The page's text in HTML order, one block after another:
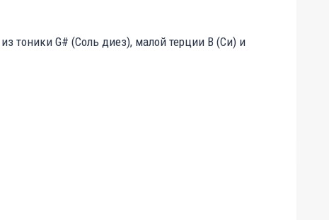
тоники G# (Соль диез), малой терции B (Си) и